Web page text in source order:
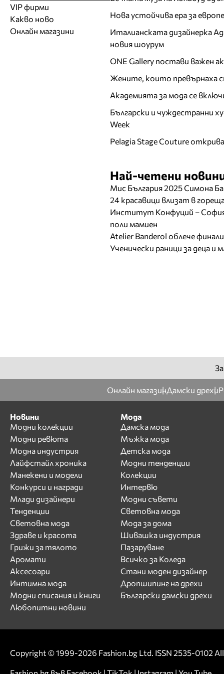
Нова устойчива ера за
Италианската дизайнерка
новия шоурум
ONE Gallery постави важен
Жените, които превърнаха
Академията за мода се
Български и чуждестранни
Week
Pelagia Stage Couture
Най-четени
Мис България 2025 Симона
24 красавици влизат в
Институт Конфуций –
поли мамиен
Atelier Banderol облече
Ученически раници за деца и
Бански костюми
Модни дизайнери
Бутици
Обувки
Други аксесоари
Солариуми
Фитнес и здраве
Работа на ишлеме
CAD/CAM услуги
Модели
Образователни
Модни списания
Сватбени агенции
Магазини за дрехи
Магазини за обувки
Магазини за aксесоари
VIP фирми
Какво ново
Онлайн магазини
Онлайн магазинДамски дрехи
Новини
Модни колекции
Модни ревюта
Модна индустрия
Лайфстайл хроника
Манекени и модели
Конкурси и награди
Млади дизайнери
Тенденции
Световна мода
Здраве и красота
Грижи за тялото
Аромати
Аксесоари
Интимна мода
Модни списания и книги
Любопитни новини
Мода
Дамска мода
Мъжка мода
Детска мода
Модни тенденции
Колекции
Интервю
Модни съвети
Световна мода
Мода за дома
Шивашка индустрия
Пазаруване
Всичко за Коледа
Стани моден дизайнер
Дропшипинг на дрехи
Български дамски дрехи
Copyright © 1999-2026 Fashion.bg Ltd. ISSN 2535-0102